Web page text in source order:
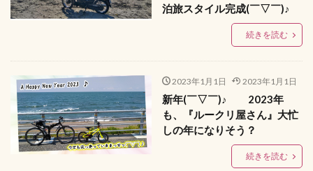
泊旅スタイル完成(￣▽￣)♪
続きを読む
2023年1月1日 2023年1月1日
新年(￣▽￣)♪ 2023年
も、『ルークリ屋さん』大忙
しの年になりそう？
続きを読む